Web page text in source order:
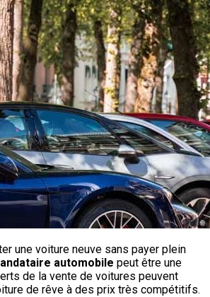
une voiture neuve sans payer plein
automobile peut être une
de la vente de voitures peuvent
de rêve à des prix très compétitifs.